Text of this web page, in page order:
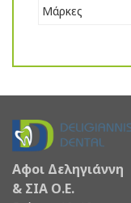
Αφοι Δεληγιάννη
& ΣΙΑ Ο.Ε.